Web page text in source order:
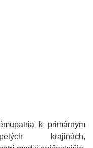
k primárnym
krajinách,